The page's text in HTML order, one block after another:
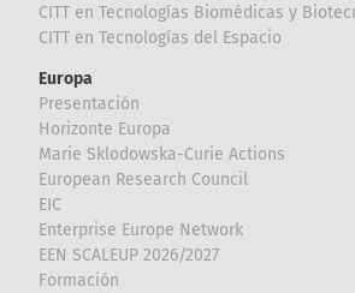
CITT en Tecnologías Biomédicas y
CITT en Tecnologías del Espacio
Europa
Presentación
Horizonte Europa
Marie Sklodowska-Curie Actions
European Research Council
EIC
Enterprise Europe Network
EEN SCALEUP 2026/2027
Formación